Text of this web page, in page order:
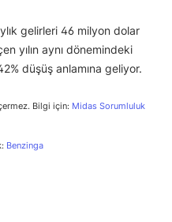
gelirleri 46 milyon dolar
yılın aynı dönemindeki
düşüş anlamına geliyor.
Bilgi için: Midas Sorumluluk
Benzinga